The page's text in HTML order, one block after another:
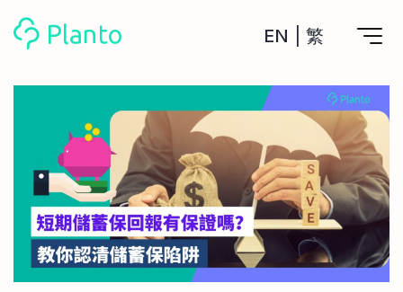
EN 繁
計劃買樓
計劃買樓第一步
全功能記賬
管理及分析所有戶口
管理MPF戶口
一次過管理所有強積金戶口
申請清卡數/私人貸款
CreFIT x Planto推廣優惠
私人貸款
年利率/APR/年息比較
投資戶口 (美股)
比較最抵美股投資戶口
投資戶口 (港股)
關於我們
Academy